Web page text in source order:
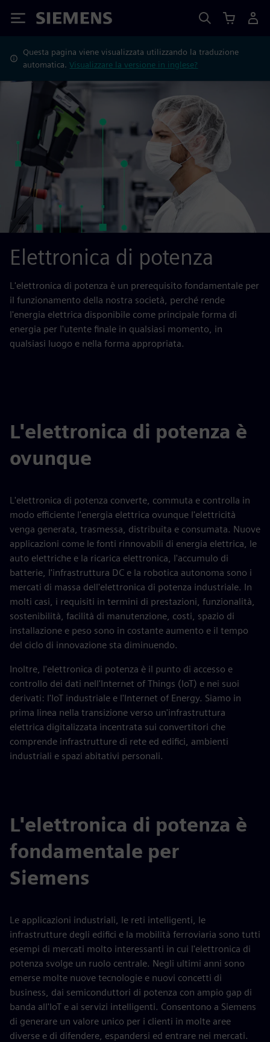
Siemens
Questa pagina viene visualizzata utilizzando la traduzione
automatica.Visualizzare la versione in inglese?
Elettronica di potenza
L'elettronica di potenza è un prerequisito fondamentale per
il funzionamento della nostra società, perché rende
l'energia elettrica disponibile come principale forma di
energia per l'utente finale in qualsiasi momento, in
qualsiasi luogo e nella forma appropriata.
L'elettronica di potenza è
ovunque
L'elettronica di potenza converte, commuta e controlla in
modo efficiente l'energia elettrica ovunque l'elettricità
venga generata, trasmessa, distribuita e consumata. Nuove
applicazioni come le fonti rinnovabili di energia elettrica, le
auto elettriche e la ricarica elettronica, l'accumulo di
batterie, l'infrastruttura DC e la robotica autonoma sono i
mercati di massa dell'elettronica di potenza industriale. In
molti casi, i requisiti in termini di prestazioni, funzionalità,
sostenibilità, facilità di manutenzione, costi, spazio di
installazione e peso sono in costante aumento e il tempo
del ciclo di innovazione sta diminuendo.
Inoltre, l'elettronica di potenza è il punto di accesso e
controllo dei dati nell'Internet of Things (IoT) e nei suoi
derivati: l'IoT industriale e l'Internet of Energy. Siamo in
prima linea nella transizione verso un'infrastruttura
elettrica digitalizzata incentrata sui convertitori che
comprende infrastrutture di rete ed edifici, ambienti
industriali e spazi abitativi personali.
L'elettronica di potenza è
fondamentale per
Siemens
Le applicazioni industriali, le reti intelligenti, le
infrastrutture degli edifici e la mobilità ferroviaria sono tutti
esempi di mercati molto interessanti in cui l'elettronica di
potenza svolge un ruolo centrale. Negli ultimi anni sono
emerse molte nuove tecnologie e nuovi concetti di
business, dai semiconduttori di potenza con ampio gap di
banda all'IoT e ai servizi intelligenti. Consentono a Siemens
di generare un valore unico per i clienti in molte aree
diverse e di difendere, espandersi ed entrare nei mercati.